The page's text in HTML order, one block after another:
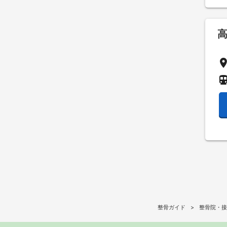
place
directions_subway
整骨ガイド 整骨院・